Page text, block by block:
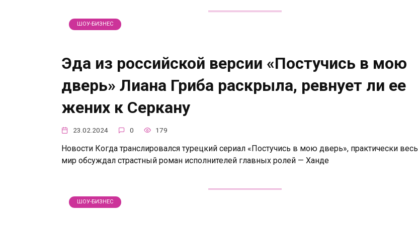
ШОУ-БИЗНЕС
Эда из российской версии «Постучись в мою
дверь» Лиана Гриба раскрыла, ревнует ли ее
жених к Серкану
23.02.2024 0 179
Новости Когда транслировался турецкий сериал «Постучись в мою дверь», практически весь
мир обсуждал страстный роман исполнителей главных ролей — Ханде
ШОУ-БИЗНЕС